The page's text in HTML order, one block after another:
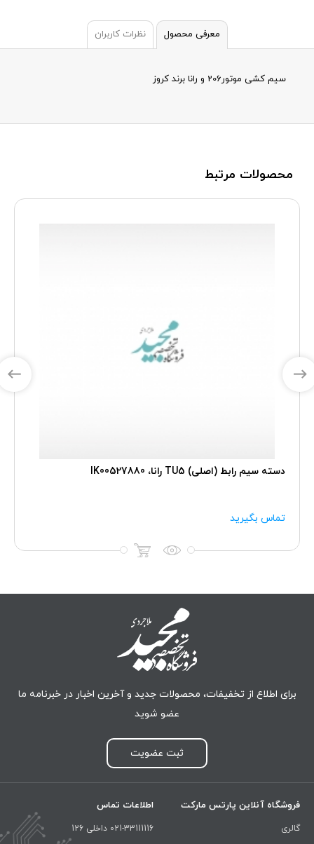
معرفی محصول نظرات کاربران
سیم کشی موتور206 و رانا برند کروز
محصولات مرتبط
دسته سیم رابط (اصلی) TU5 رانا، IK00527880
تماس بگیرید
برای اطلاع از تخفیفات، محصولات جدید و آخرین اخبار در خبرنامه ما
عضو شوید
ثبت عضویت
فروشگاه آنلاین پارتس مارکت
گالری
اطلاعات تماس
021-33111116 داخلی 126